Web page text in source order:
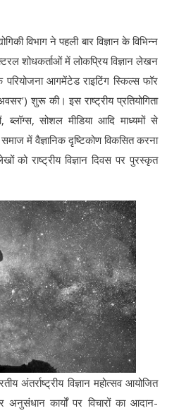
विभाग ने पहली बार विज्ञान के विभिन्न
शोधकर्ताओं में लोकप्रिय विज्ञान लेखन
आगमेंटेड राइटिंग स्किल्स फॉर
शुरू की। इस राष्ट्रीय प्रतियोगिता
ब्लॉग्स, सोशल मीडिया आदि माध्यमों से
में वैज्ञानिक दृष्टिकोण विकसित करना
को राष्ट्रीय विज्ञान दिवस पर पुरस्कृत
अंतर्राष्ट्रीय विज्ञान महोत्सव आयोजित
अनुसंधान कार्यों पर विचारों का आदान-